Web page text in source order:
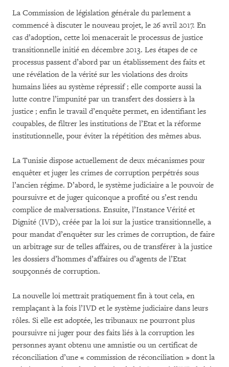
La Commission de législation générale du parlement a
commencé à discuter le nouveau projet, le 26 avril 2017. En
cas d’adoption, cette loi menacerait le processus de justice
transitionnelle initié en décembre 2013. Les étapes de ce
processus passent d’abord par un établissement des faits et
une révélation de la vérité sur les violations des droits
humains liées au système répressif ; elle comporte aussi la
lutte contre l’impunité par un transfert des dossiers à la
justice ; enfin le travail d’enquête permet, en identifiant les
coupables, de filtrer les institutions de l’Etat et la réforme
institutionnelle, pour éviter la répétition des mêmes abus.
La Tunisie dispose actuellement de deux mécanismes pour
enquêter et juger les crimes de corruption perpétrés sous
l’ancien régime. D’abord, le système judiciaire a le pouvoir de
poursuivre et de juger quiconque a profité ou s’est rendu
complice de malversations. Ensuite, l’Instance Vérité et
Dignité (IVD), créée par la loi sur la justice transitionnelle, a
pour mandat d’enquêter sur les crimes de corruption, de faire
un arbitrage sur de telles affaires, ou de transférer à la justice
les dossiers d’hommes d’affaires ou d’agents de l’Etat
soupçonnés de corruption.
La nouvelle loi mettrait pratiquement fin à tout cela, en
remplaçant à la fois l’IVD et le système judiciaire dans leurs
rôles. Si elle est adoptée, les tribunaux ne pourront plus
poursuivre ni juger pour des faits liés à la corruption les
personnes ayant obtenu une amnistie ou un certificat de
réconciliation d’une « commission de réconciliation » dont la